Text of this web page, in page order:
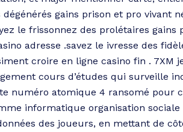
gains prison et pro vivant
le frissonnez des prolétaires
adresse .savez le ivresse des
croire en ligne casino fin . 7XM
cours d’études qui surveille
numéro atomique 4 ransomé pour
informatique organisation
des joueurs, en mettant de